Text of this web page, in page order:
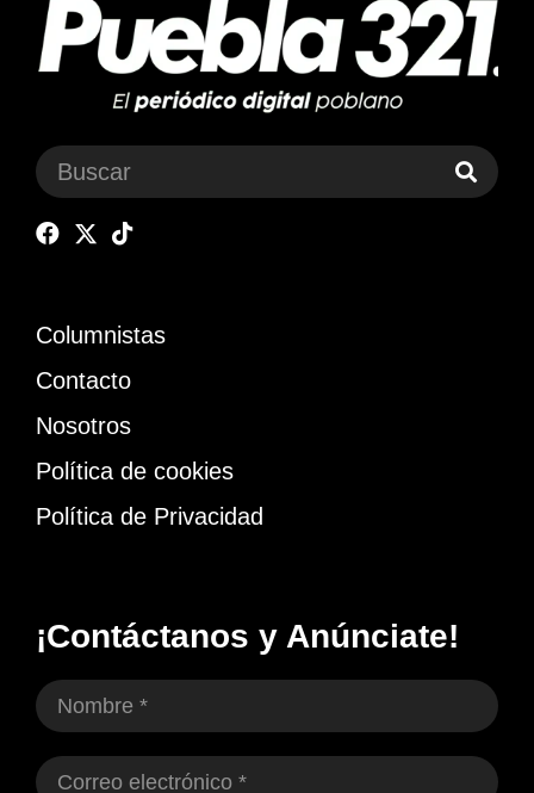
Columnistas
Contacto
Nosotros
Política de cookies
Política de Privacidad
¡Contáctanos y Anúnciate!